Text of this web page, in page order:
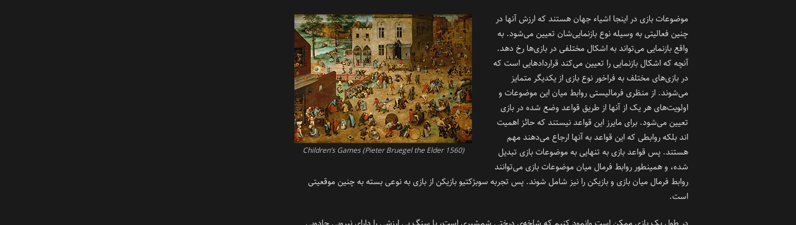
(Children’s Games (Pieter Bruegel the Elder 1560
موضوعات بازی در اینجا اشیاء جهان هستند که ارزش‌ آنها در
چنین فعالیتی به وسیله نوع بازنمایی‌شان تعیین می‌شود. به
واقع بازنمایی می‌تواند به اشکال مختلفی در بازی‌ها رخ دهد.
آنچه که اشکال بازنمایی را تعیین می‌کند قراردادهایی است که
در بازی‌های مختلف به فراخور نوع بازی از یکدیگر متمایز
می‌شوند. از منظری فرمالیستی روابط میان این موضوعات و
اولویت‌های هر یک از آنها از طریق قواعد وضع شده در بازی
تعیین می‌شود. برای مایرز این قواعد نیستند که حائز اهمیت
اند بلکه روابطی که این قواعد به آنها ارجاع می‌دهند مهم
هستند. پس قواعد بازی به تنهایی به موضوعات بازی تبدیل
شده، و همینطور روابط فرمال میان موضوعات بازی می‌توانند
روابط فرمال میان بازی و بازیکن را نیز شامل شوند. پس تجربه سوبژکتیو بازیکن از بازی به نوعی بسته به چنین موقعیتی
است.